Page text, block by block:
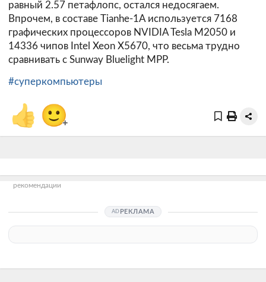
равный 2.57 петафлопс, остался недосягаем.
Впрочем, в составе Tianhe-1A используется 7168
графических процессоров NVIDIA Tesla M2050 и
14336 чипов Intel Xeon X5670, что весьма трудно
сравнивать с Sunway Bluelight MPP.
#суперкомпьютеры
👍 🙂+
рекомендации
РЕКЛАМА